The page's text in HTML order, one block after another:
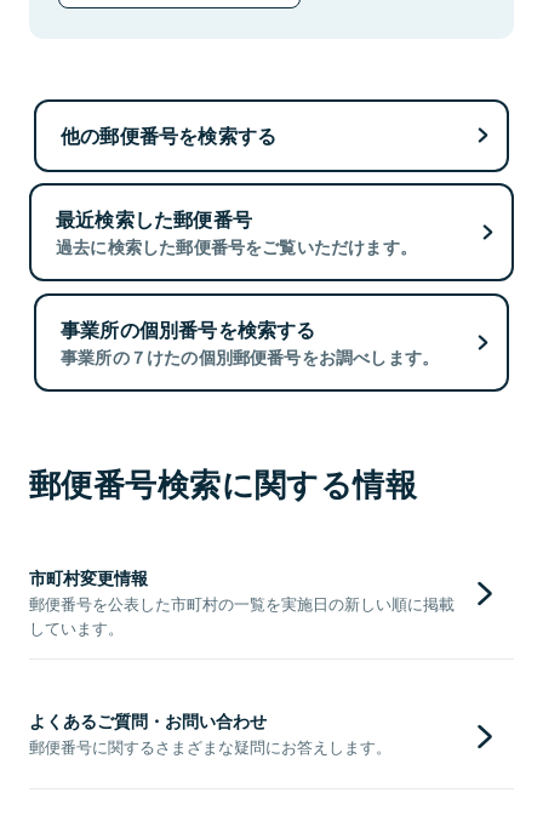
他の郵便番号を検索する
最近検索した郵便番号
過去に検索した郵便番号をご覧いただけます。
事業所の個別番号を検索する
事業所の７けたの個別郵便番号をお調べします。
郵便番号検索に関する情報
市町村変更情報
郵便番号を公表した市町村の一覧を実施日の新しい順に掲載
しています。
よくあるご質問・お問い合わせ
郵便番号に関するさまざまな疑問にお答えします。